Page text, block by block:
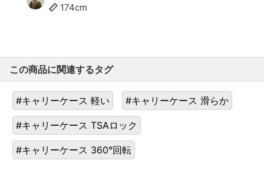
174cm
この商品に関連するタグ
#キャリーケース 軽い #キャリーケース 滑らか
#キャリーケース TSAロック
#キャリーケース 360°回転